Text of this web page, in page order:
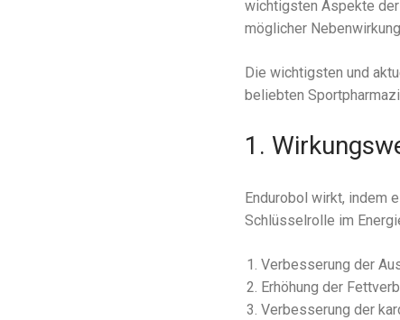
wichtigsten Aspekte
möglicher
Die wichtigsten und
beliebten
1.
Endurobol wirkt, indem
Schlüsselrolle im
Verbesserung der
Erhöhung der
Verbesserung der